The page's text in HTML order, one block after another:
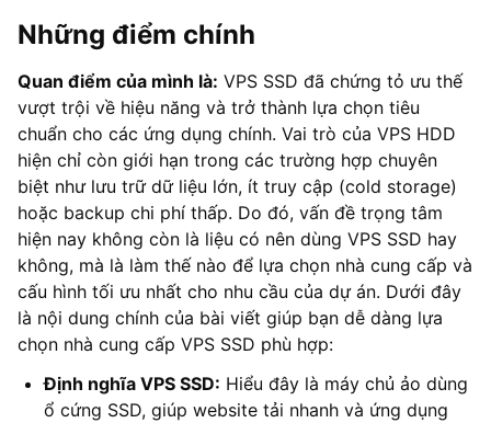
Những điểm chính
Quan điểm của mình là: VPS SSD đã chứng tỏ ưu thế
vượt trội về hiệu năng và trở thành lựa chọn tiêu
chuẩn cho các ứng dụng chính. Vai trò của VPS HDD
hiện chỉ còn giới hạn trong các trường hợp chuyên
biệt như lưu trữ dữ liệu lớn, ít truy cập (cold storage)
hoặc backup chi phí thấp. Do đó, vấn đề trọng tâm
hiện nay không còn là liệu có nên dùng VPS SSD hay
không, mà là làm thế nào để lựa chọn nhà cung cấp và
cấu hình tối ưu nhất cho nhu cầu của dự án. Dưới đây
là nội dung chính của bài viết giúp bạn dễ dàng lựa
chọn nhà cung cấp VPS SSD phù hợp:
Định nghĩa VPS SSD: Hiểu đây là máy chủ ảo dùng
ổ cứng SSD, giúp website tải nhanh và ứng dụng